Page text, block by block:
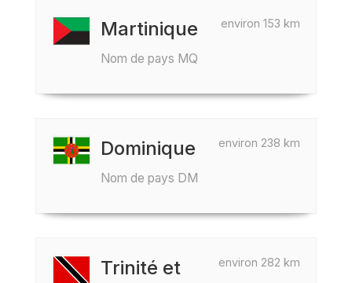
environ 153 km
Martinique
Nom de pays MQ
environ 238 km
Dominique
Nom de pays DM
environ 282 km
Trinité et